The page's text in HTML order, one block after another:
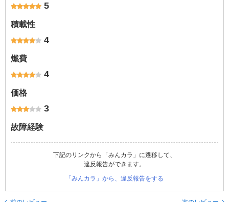
5
積載性
4
燃費
4
価格
3
故障経験
下記のリンクから「みんカラ」に遷移して、
違反報告ができます。
「みんカラ」から、違反報告をする